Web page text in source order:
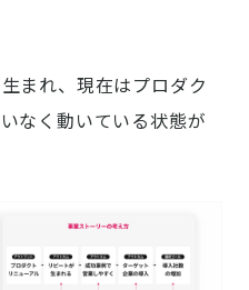
まれ、現在はプロダク
なく動いている状態が